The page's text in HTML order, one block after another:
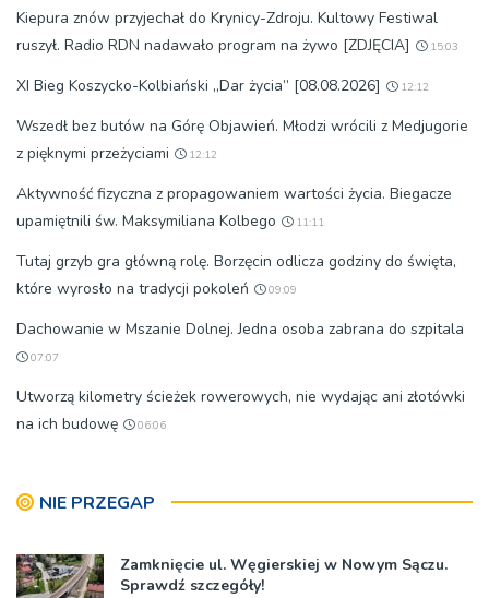
Kiepura znów przyjechał do Krynicy-Zdroju. Kultowy Festiwal
ruszył. Radio RDN nadawało program na żywo [ZDJĘCIA]
15:03
XI Bieg Koszycko-Kolbiański „Dar życia” [08.08.2026] 12:12
Wszedł bez butów na Górę Objawień. Młodzi wrócili z Medjugorie
z pięknymi przeżyciami
12:12
Aktywność fizyczna z propagowaniem wartości życia. Biegacze
upamiętnili św. Maksymiliana Kolbego
11:11
Tutaj grzyb gra główną rolę. Borzęcin odlicza godziny do święta,
które wyrosło na tradycji pokoleń
09:09
Dachowanie w Mszanie Dolnej. Jedna osoba zabrana do szpitala
07:07
Utworzą kilometry ścieżek rowerowych, nie wydając ani złotówki
na ich budowę
06:06
NIE PRZEGAP
Zamknięcie ul. Węgierskiej w Nowym Sączu.
Sprawdź szczegóły!